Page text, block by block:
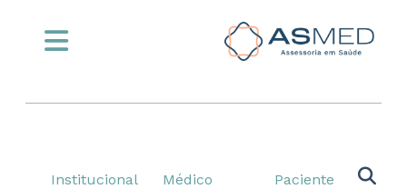
Institucional Médico Paciente